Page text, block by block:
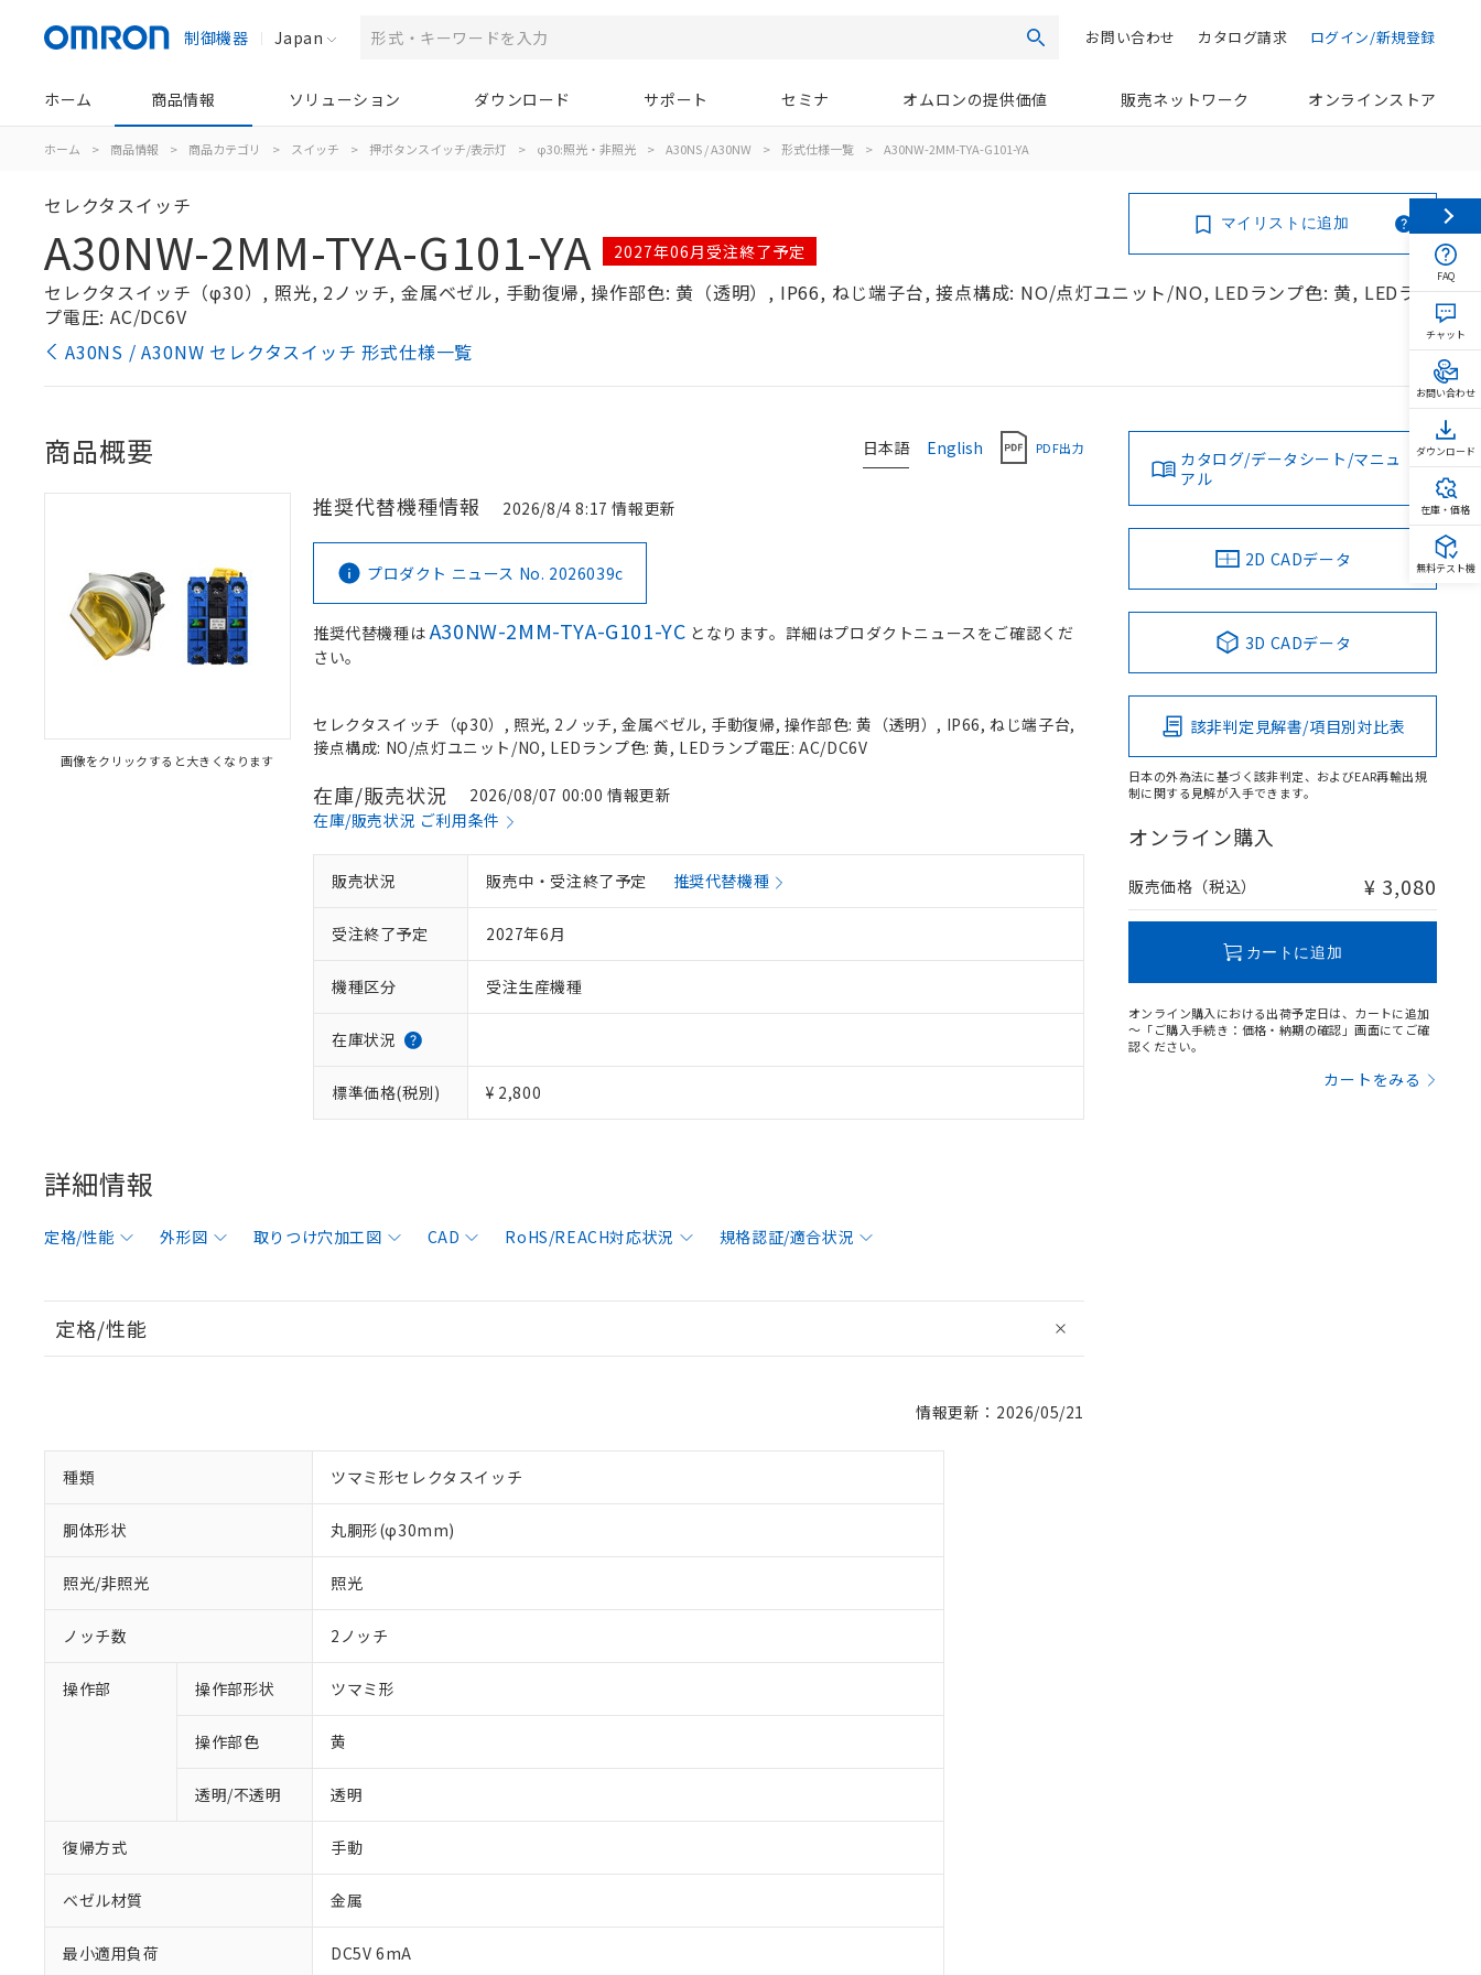
制御機器 Japan 検索 ログイン/新規登録
カタログ請求
お問い合わせ
ホーム 商品情報 ソリューション ダウンロード サポート セミナ オムロンの提供価値 販売ネットワーク オンラインストア
ホーム > 商品情報 > 商品カテゴリ > スイッチ > 押ボタンスイッチ/表示灯 > φ30:照光・非照光 > A30NS / A30NW > 形式仕様一覧 > A30NW-2MM-TYA-G101-YA
セレクタスイッチ
A30NW-2MM-TYA-G101-YA 2027年06月受注終了予定
セレクタスイッチ（φ30）, 照光, 2ノッチ, 金属ベゼル, 手動復帰, 操作部色: 黄（透明）, IP66, ねじ端子台, 接点構成: NO/点灯ユニット/NO, LEDランプ色: 黄, LEDラン
プ電圧: AC/DC6V
A30NS / A30NW セレクタスイッチ 形式仕様一覧
マイリストに追加
日本語 English PDF出力
商品概要
画像をクリックすると大きくなります
推奨代替機種情報 2026/8/4 8:17 情報更新
プロダクト ニュース No. 2026039c
推奨代替機種はA30NW-2MM-TYA-G101-YC となります。詳細はプロダクトニュースをご確認くだ
さい。
セレクタスイッチ（φ30）, 照光, 2ノッチ, 金属ベゼル, 手動復帰, 操作部色: 黄（透明）, IP66, ねじ端子台,
接点構成: NO/点灯ユニット/NO, LEDランプ色: 黄, LEDランプ電圧: AC/DC6V
在庫/販売状況
2026/08/07 00:00 情報更新
在庫/販売状況 ご利用条件
販売状況 販売中・受注終了予定 推奨代替機種
受注終了予定 2027年6月
機種区分 受注生産機種
在庫状況
標準価格(税別) ¥ 2,800
詳細情報
定格/性能 外形図 取りつけ穴加工図 CAD RoHS/REACH対応状況 規格認証/適合状況
定格/性能
情報更新：2026/05/21
種類 ツマミ形セレクタスイッチ
胴体形状 丸胴形(φ30mm)
照光/非照光 照光
ノッチ数 2ノッチ
操作部 操作部形状 ツマミ形
操作部色 黄
透明/不透明 透明
復帰方式 手動
ベゼル材質 金属
最小適用負荷 DC5V 6mA
カタログ/データシート/マニュ
アル
2D CADデータ
3D CADデータ
該非判定見解書/項目別対比表
日本の外為法に基づく該非判定、およびEAR再輸出規
制に関する見解が入手できます。
オンライン購入
販売価格（税込） ¥ 3,080
カートに追加
オンライン購入における出荷予定日は、カートに追加
～「ご購入手続き：価格・納期の確認」画面にてご確
認ください。
カートをみる
※1 対応状況
FAQ
チャット
お問い合わせ
ダウンロード
在庫・価格
無料テスト機